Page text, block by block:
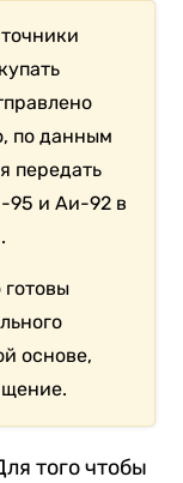
по данным
передать
95 и Аи-92 в
готовы
основе,
того чтобы